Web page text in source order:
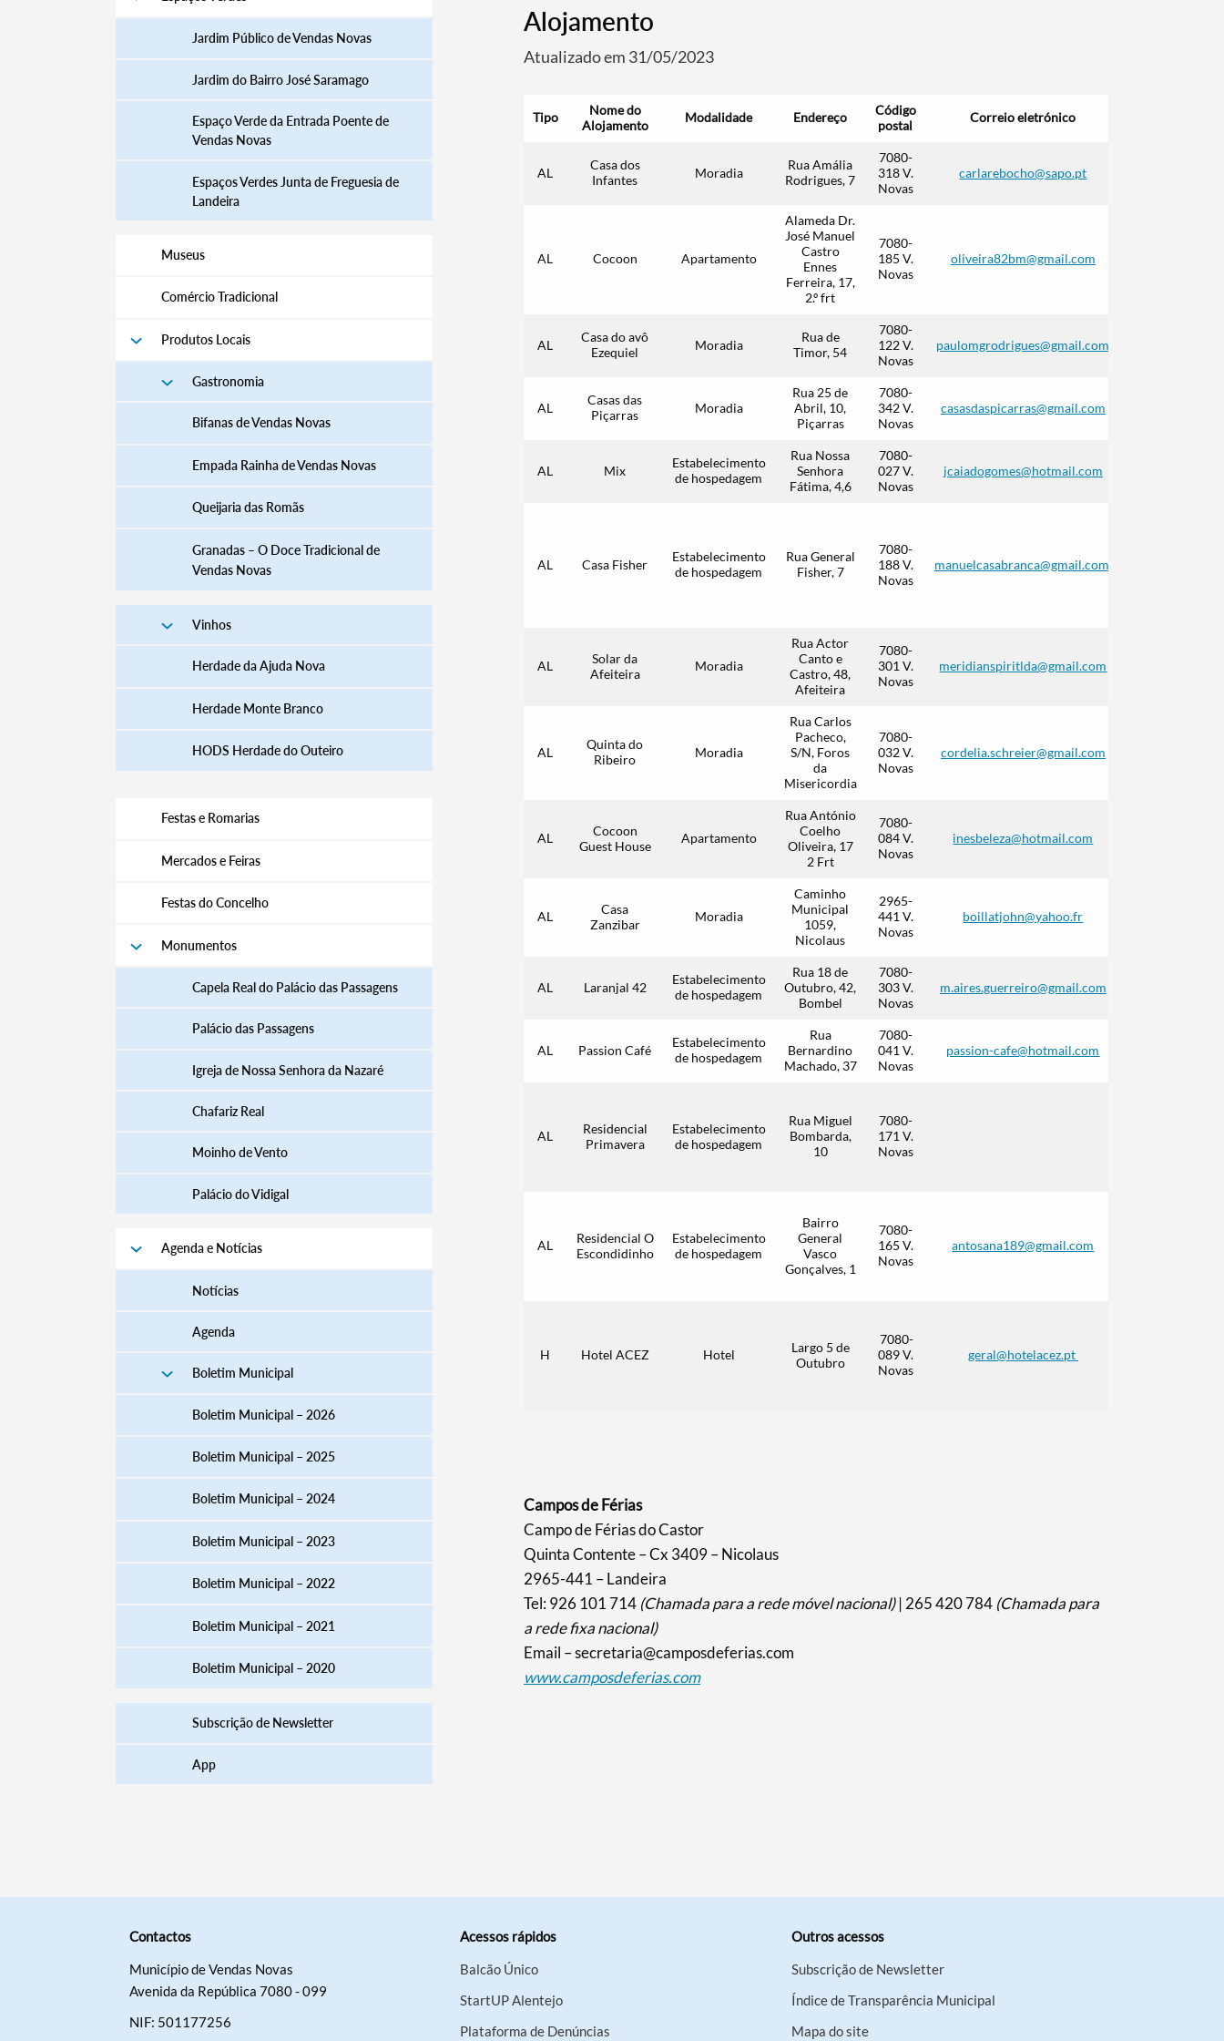
Termo de Pesquisa
Filtros
Jardim Público de Vendas Novas
Jardim do Bairro José Saramago
Espaço Verde da Entrada Poente de
Vendas Novas
Espaços Verdes Junta de Freguesia de
Landeira
Museus
Comércio Tradicional
Produtos Locais
Gastronomia
Bifanas de Vendas Novas
Empada Rainha de Vendas Novas
Queijaria das Romãs
Granadas – O Doce Tradicional de
Vendas Novas
Vinhos
Herdade da Ajuda Nova
Herdade Monte Branco
HODS Herdade do Outeiro
Festas e Romarias
Mercados e Feiras
Festas do Concelho
Monumentos
Capela Real do Palácio das Passagens
Palácio das Passagens
Igreja de Nossa Senhora da Nazaré
Chafariz Real
Moinho de Vento
Palácio do Vidigal
Agenda e Notícias
Notícias
Agenda
Boletim Municipal
Boletim Municipal – 2026
Boletim Municipal – 2025
Boletim Municipal – 2024
Boletim Municipal – 2023
Boletim Municipal – 2022
Boletim Municipal – 2021
Boletim Municipal – 2020
Subscrição de Newsletter
App
Alojamento
Atualizado em 31/05/2023
Tipo
Nome do
Alojamento
Modalidade Endereço
Código
postal
Correio eletrónico
AL
Casa dos
Infantes
Moradia
Rua Amália
Rodrigues, 7
7080-
318 V.
Novas
carlarebocho@sapo.pt
AL Cocoon Apartamento
Alameda Dr.
José Manuel
Castro
Ennes
Ferreira, 17,
2.º frt
7080-
185 V.
Novas
oliveira82bm@gmail.com
AL
Casa do avô
Ezequiel
Moradia
Rua de
Timor, 54
7080-
122 V.
Novas
paulomgrodrigues@gmail.com
AL
Casas das
Piçarras
Moradia
Rua 25 de
Abril, 10,
Piçarras
7080-
342 V.
Novas
casasdaspicarras@gmail.com
AL Mix
Estabelecimento
de hospedagem
Rua Nossa
Senhora
Fátima, 4,6
7080-
027 V.
Novas
jcaiadogomes@hotmail.com
AL Casa Fisher
Estabelecimento
de hospedagem
Rua General
Fisher, 7
7080-
188 V.
Novas
manuelcasabranca@gmail.com
AL
Solar da
Afeiteira
Moradia
Rua Actor
Canto e
Castro, 48,
Afeiteira
7080-
301 V.
Novas
meridianspiritlda@gmail.com
AL
Quinta do
Ribeiro
Moradia
Rua Carlos
Pacheco,
S/N, Foros
da
Misericordia
7080-
032 V.
Novas
cordelia.schreier@gmail.com
AL
Cocoon
Guest House
Apartamento
Rua António
Coelho
Oliveira, 17
2 Frt
7080-
084 V.
Novas
inesbeleza@hotmail.com
AL
Casa
Zanzibar
Moradia
Caminho
Municipal
1059,
Nicolaus
2965-
441 V.
Novas
boillatjohn@yahoo.fr
AL Laranjal 42
Estabelecimento
de hospedagem
Rua 18 de
Outubro, 42,
Bombel
7080-
303 V.
Novas
m.aires.guerreiro@gmail.com
AL Passion Café
Estabelecimento
de hospedagem
Rua
Bernardino
Machado, 37
7080-
041 V.
Novas
passion-cafe@hotmail.com
AL
Residencial
Primavera
Estabelecimento
de hospedagem
Rua Miguel
Bombarda,
10
7080-
171 V.
Novas
AL
Residencial O
Escondidinho
Estabelecimento
de hospedagem
Bairro
General
Vasco
Gonçalves, 1
7080-
165 V.
Novas
antosana189@gmail.com
H Hotel ACEZ Hotel
Largo 5 de
Outubro
7080-
089 V.
Novas
geral@hotelacez.pt
Campos de Férias
Campo de Férias do Castor
Quinta Contente – Cx 3409 – Nicolaus
2965-441 – Landeira
Tel: 926 101 714 (Chamada para a rede móvel nacional)| 265 420 784 (Chamada para
a rede fixa nacional)
Email – secretaria@camposdeferias.com
www.camposdeferias.com
Contactos
Município de Vendas Novas
Avenida da República 7080 - 099
NIF: 501177256
Acessos rápidos
Balcão Único
StartUP Alentejo
Plataforma de Denúncias
Outros acessos
Subscrição de Newsletter
Índice de Transparência Municipal
Mapa do site